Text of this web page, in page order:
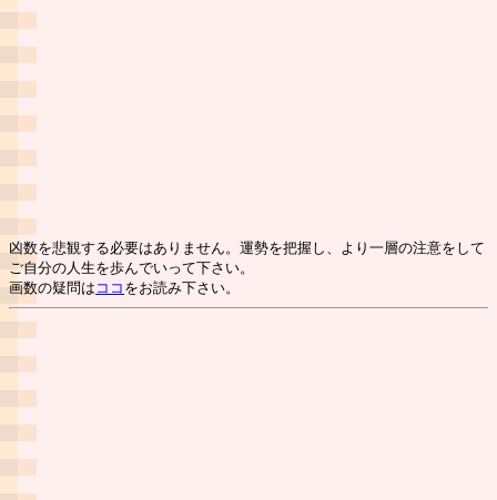
凶数を悲観する必要はありません。運勢を把握し、より一層の注意をして
ご自分の人生を歩んでいって下さい。
画数の疑問は ココ をお読み下さい。